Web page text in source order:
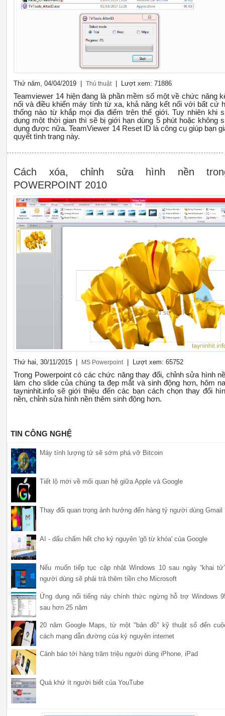
Thứ năm, 04/04/2019 |Thủ thuật | Lượt xem: 71886
Teamviewer 14 hiện đang là phần mềm số một về chức năng
nối và điều khiển máy tính từ xa, khả năng kết nối với bất cứ
thống nào từ khắp mọi địa điểm trên thế giới. Tuy nhiên khi
dụng một thời gian thì sẽ bị giới hạn dùng 5 phút hoặc không
dụng được nữa. TeamViewer 14 Reset ID là công cụ giúp bạn
quyết tình trạng này.
Cách xóa, chỉnh sửa hình nền
POWERPOINT 2010
Thứ hai, 30/11/2015 | MS Powerpoint | Lượt xem: 65752
Trong Powerpoint có các chức năng thay đổi, chỉnh sửa hình
làm cho slide của chúng ta đẹp mắt và sinh động hơn, hôm
tayninhit.info sẽ giới thiệu đến các bạn cách chọn thay đổi
nền, chỉnh sửa hình nền thêm sinh động hơn.
TIN CÔNG NGHỆ
Máy tính lượng tử sẽ sớm phá vỡ Bitcoin
Tiết lộ mới về mối quan hệ giữa Apple và Google
Thay đổi quan trọng ảnh hưởng đến hàng tỷ người dùng Gmail
AI - dấu chấm hết cho kỷ nguyên 'gõ từ khóa' của Google
Nếu muốn tiếp tục cập nhật Windows 10 sau ngày “khai
người dùng sẽ phải trả thêm tiền cho Microsoft
Ứng dụng nổi tiếng này chính thức ngừng hỗ trợ Windows
sau hơn 25 năm
20 năm Google Maps, từ một "bản đồ" kỹ thuật số đến
cách mạng dẫn đường của kỷ nguyên internet
Cảnh báo tới hàng trăm triệu người dùng iPhone, iPad
Quá khứ ít người biết của YouTube